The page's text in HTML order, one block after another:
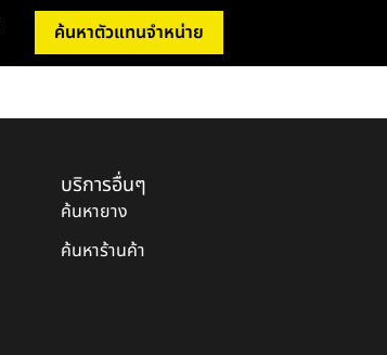
ค้นหาตัวแทนจำหน่าย
บริการอื่นๆ
ค้นหายาง
ค้นหาร้านค้า